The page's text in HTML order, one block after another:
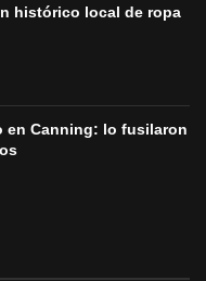
histórico local de ropa
en Canning: lo fusilaron